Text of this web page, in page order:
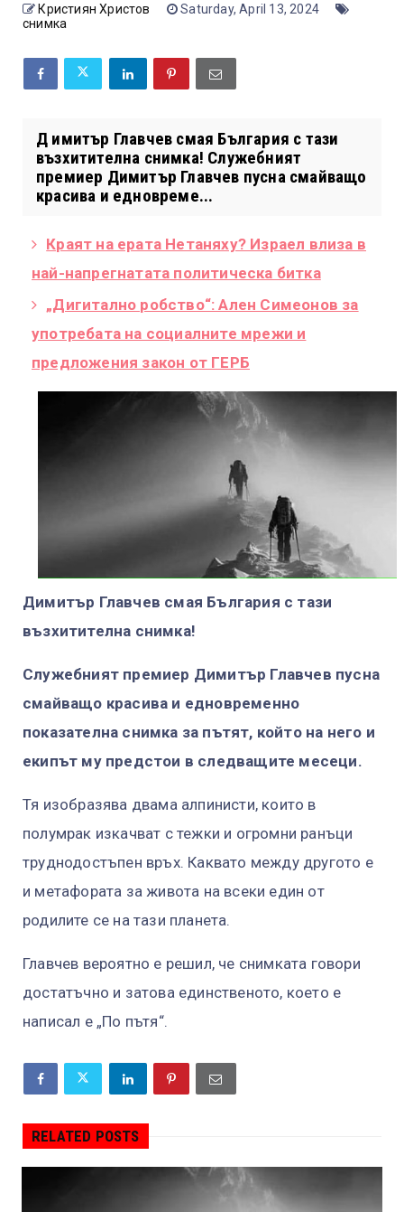
Кристиян Христов
Saturday, April 13, 2024
снимка
Д имитър Главчев смая България с тази
възхитителна снимка! Служебният
премиер Димитър Главчев пусна смайващо
красива и едновреме...
Краят на ерата Нетаняху? Израел влиза в
най-напрегнатата политическа битка
„Дигитално робство“: Ален Симеонов за
употребата на социалните мрежи и
предложения закон от ГЕРБ
Димитър Главчев смая България с тази
възхитителна снимка!
Служебният премиер Димитър Главчев пусна
смайващо красива и едновременно
показателна снимка за пътят, който на него и
екипът му предстои в следващите месеци.
Тя изобразява двама алпинисти, които в
полумрак изкачват с тежки и огромни ранъци
труднодостъпен връх. Каквато между другото е
и метафората за живота на всеки един от
родилите се на тази планета.
Главчев вероятно е решил, че снимката говори
достатъчно и затова единственото, което е
написал е „По пътя“.
RELATED POSTS